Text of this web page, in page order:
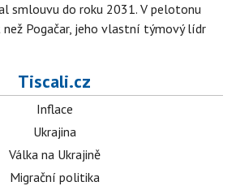
smlouvu do roku 2031. V pelotonu
Pogačar, jeho vlastní týmový lídr
Tiscali.cz
Inflace
Ukrajina
Válka na Ukrajině
Migrační politika